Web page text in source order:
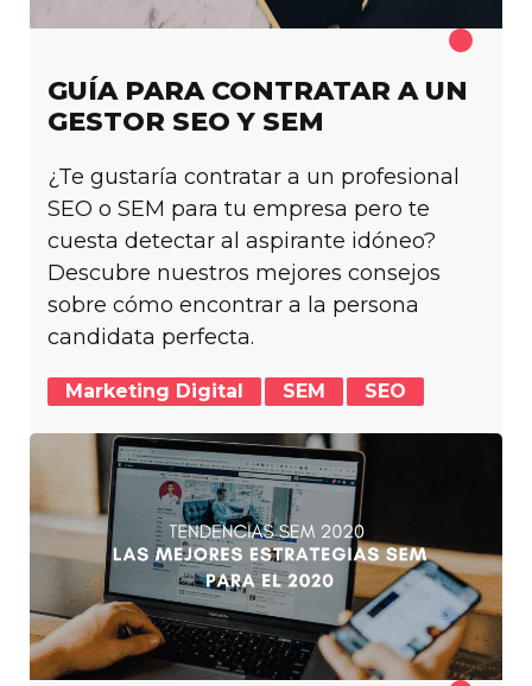
GUÍA PARA CONTRATAR A UN
GESTOR SEO Y SEM
¿Te gustaría contratar a un profesional
SEO o SEM para tu empresa pero te
cuesta detectar al aspirante idóneo?
Descubre nuestros mejores consejos
sobre cómo encontrar a la persona
candidata perfecta.
Marketing Digital SEM SEO